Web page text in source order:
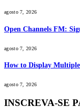
agosto 7, 2026
Open Channels FM:
agosto 7, 2026
How to Display Multiple
agosto 7, 2026
INSCREVA-SE